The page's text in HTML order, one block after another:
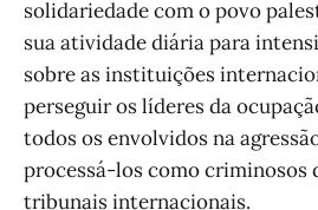
solidariedade com o povo
sua atividade diária para
sobre as instituições
perseguir os líderes da
todos os envolvidos na
processá-los como criminosos
tribunais internacionais.